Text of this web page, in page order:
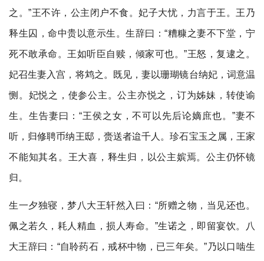
之。”王不许，公主闭户不食。妃子大忧，力言于王。王乃
释生囚，命中贵以意示生。生辞曰：“糟糠之妻不下堂，宁
死不敢承命。王如听臣自赎，倾家可也。”王怒，复逮之。
妃召生妻入宫，将鸩之。既见，妻以珊瑚镜台纳妃，词意温
恻。妃悦之，使参公主。公主亦悦之，订为姊妹，转使谕
生。生告妻曰：“王侯之女，不可以先后论嫡庶也。”妻不
听，归修聘币纳王邸，赍送者迨千人。珍石宝玉之属，王家
不能知其名。王大喜，释生归，以公主嫔焉。公主仍怀镜
归。
生一夕独寝，梦八大王轩然入曰：“所赠之物，当见还也。
佩之若久，耗人精血，损人寿命。”生诺之，即留宴饮。八
大王辞曰：“自聆药石，戒杯中物，已三年矣。”乃以口啮生